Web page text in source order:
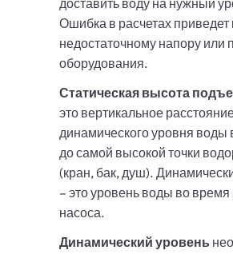
доставить воду на нужный
Ошибка в расчетах приведет
недостаточному напору или
оборудования.
Статическая высота
это вертикальное
динамического уровня воды
до самой высокой точки
(кран, бак, душ).
– это уровень воды во
насоса.
Динамический уровень